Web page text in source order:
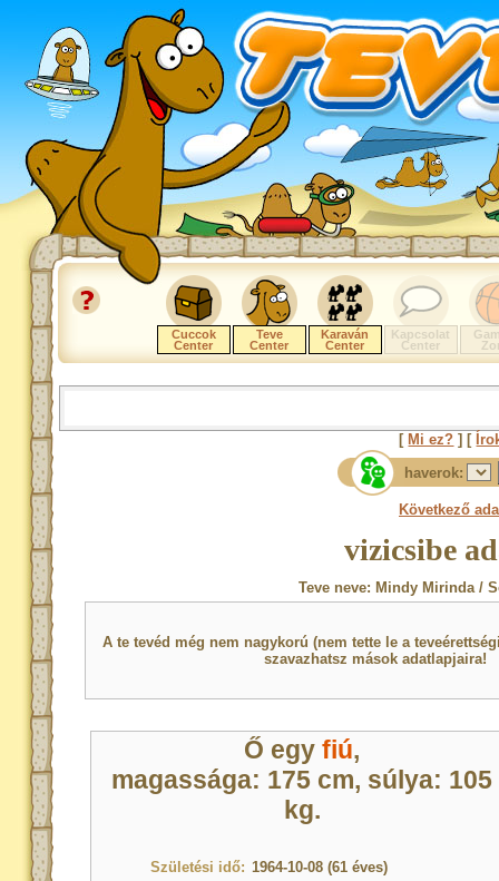
Cuccok
Center
Teve
Center
Karaván
Center
Kapcsolat
Center
[ Mi ez? ] [
haverok:
Következő
vizicsibe
Teve neve: Mindy Mirinda /
A te tevéd még nem nagykorú (nem tette le a
szavazhatsz mások adatlapjaira!
Ő egyfiú,
magassága: 175 cm, súlya: 105
kg.
Születési idő: 1964-10-08 (61 éves)